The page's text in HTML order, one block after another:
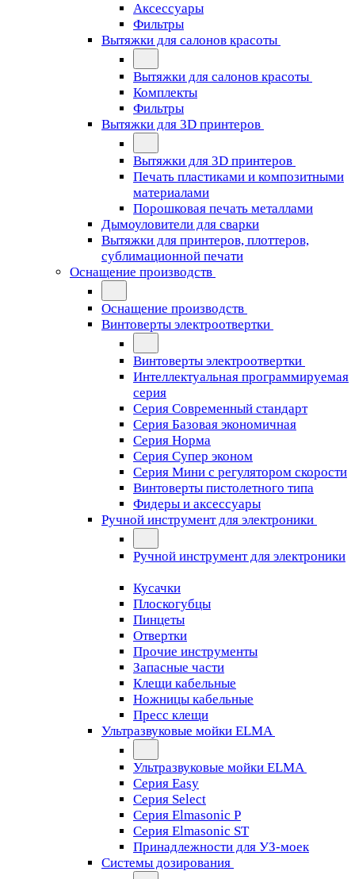
Аксессуары
Фильтры
Вытяжки для салонов красоты
Вытяжки для салонов красоты
Комплекты
Фильтры
Вытяжки для 3D принтеров
Вытяжки для 3D принтеров
Печать пластиками и композитными
материалами
Порошковая печать металлами
Дымоуловители для сварки
Вытяжки для принтеров, плоттеров,
сублимационной печати
Оснащение производств
Оснащение производств
Винтоверты электроотвертки
Винтоверты электроотвертки
Интеллектуальная программируемая
серия
Серия Современный стандарт
Серия Базовая экономичная
Серия Норма
Серия Cупер эконом
Серия Мини с регулятором скорости
Винтоверты пистолетного типа
Фидеры и аксессуары
Ручной инструмент для электроники
Ручной инструмент для электроники
Кусачки
Плоскогубцы
Пинцеты
Отвертки
Прочие инструменты
Запасные части
Клещи кабельные
Ножницы кабельные
Пресс клещи
Ультразвуковые мойки ELMA
Ультразвуковые мойки ELMA
Серия Easy
Серия Select
Серия Elmasonic P
Серия Elmasonic ST
Принадлежности для УЗ-моек
Системы дозирования